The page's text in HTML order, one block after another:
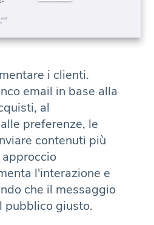
i clienti.
email in base alla
al
preferenze, le
contenuti più
l'interazione e
che il messaggio
pubblico giusto.